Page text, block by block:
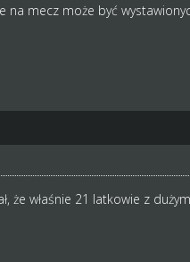
mecz może być
że właśnie 21 latkowie z